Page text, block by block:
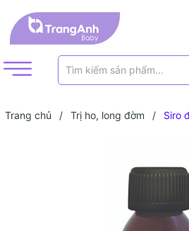
Trang chủ / Trị ho, long đờm /
Siro